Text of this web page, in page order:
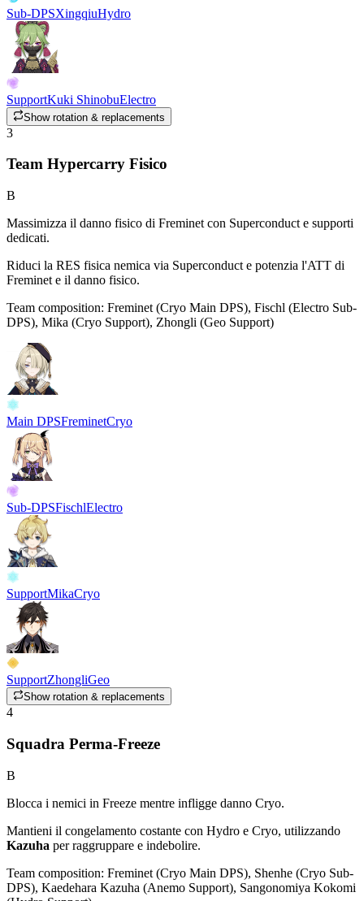
Sub-DPSXingqiuHydro
SupportKuki ShinobuElectro
Show rotation & replacements
3
Team Hypercarry Fisico
B
Massimizza il danno fisico di Freminet con Superconduct e supporti
dedicati.
Riduci la RES fisica nemica via Superconduct e potenzia l'ATT di
Freminet e il danno fisico.
Team composition: Freminet (Cryo Main DPS), Fischl (Electro Sub-
DPS), Mika (Cryo Support), Zhongli (Geo Support)
Main DPSFreminetCryo
Sub-DPSFischlElectro
SupportMikaCryo
SupportZhongliGeo
Show rotation & replacements
4
Squadra Perma-Freeze
B
Blocca i nemici in Freeze mentre infligge danno Cryo.
Mantieni il congelamento costante con Hydro e Cryo, utilizzando
Kazuha per raggruppare e indebolire.
Team composition: Freminet (Cryo Main DPS), Shenhe (Cryo Sub-
DPS), Kaedehara Kazuha (Anemo Support), Sangonomiya Kokomi